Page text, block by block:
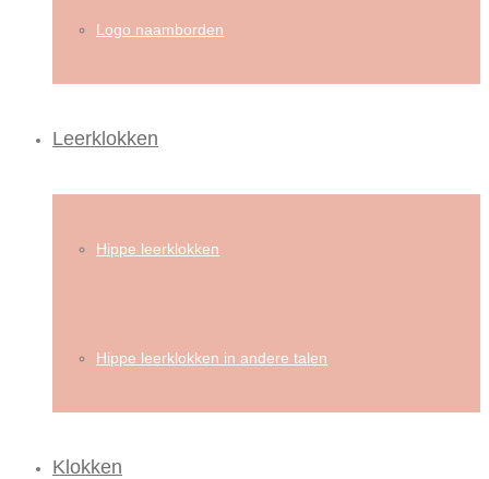
Logo naamborden
Leerklokken
Hippe leerklokken
Hippe leerklokken in andere talen
Klokken